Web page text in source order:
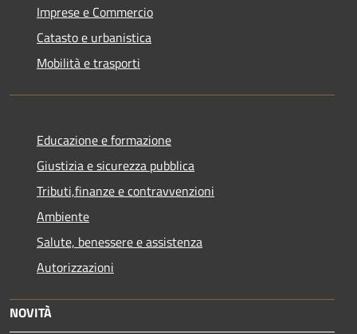
Imprese e Commercio
Catasto e urbanistica
Mobilità e trasporti
Educazione e formazione
Giustizia e sicurezza pubblica
Tributi,finanze e contravvenzioni
Ambiente
Salute, benessere e assistenza
Autorizzazioni
NOVITÀ